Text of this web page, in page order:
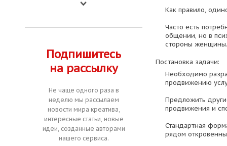
Подпишитесь
на рассылку
Не чаще одного раза в
неделю мы рассылаем
новости мира креатива,
интересные статьи, новые
идеи, созданные авторами
нашего сервиса.
Как правило,
Часто есть
общении, но в
стороны женщины.
Постановка задачи:
Необходимо
продвижению
Предложить
продвижения и
Стандартная
рядом